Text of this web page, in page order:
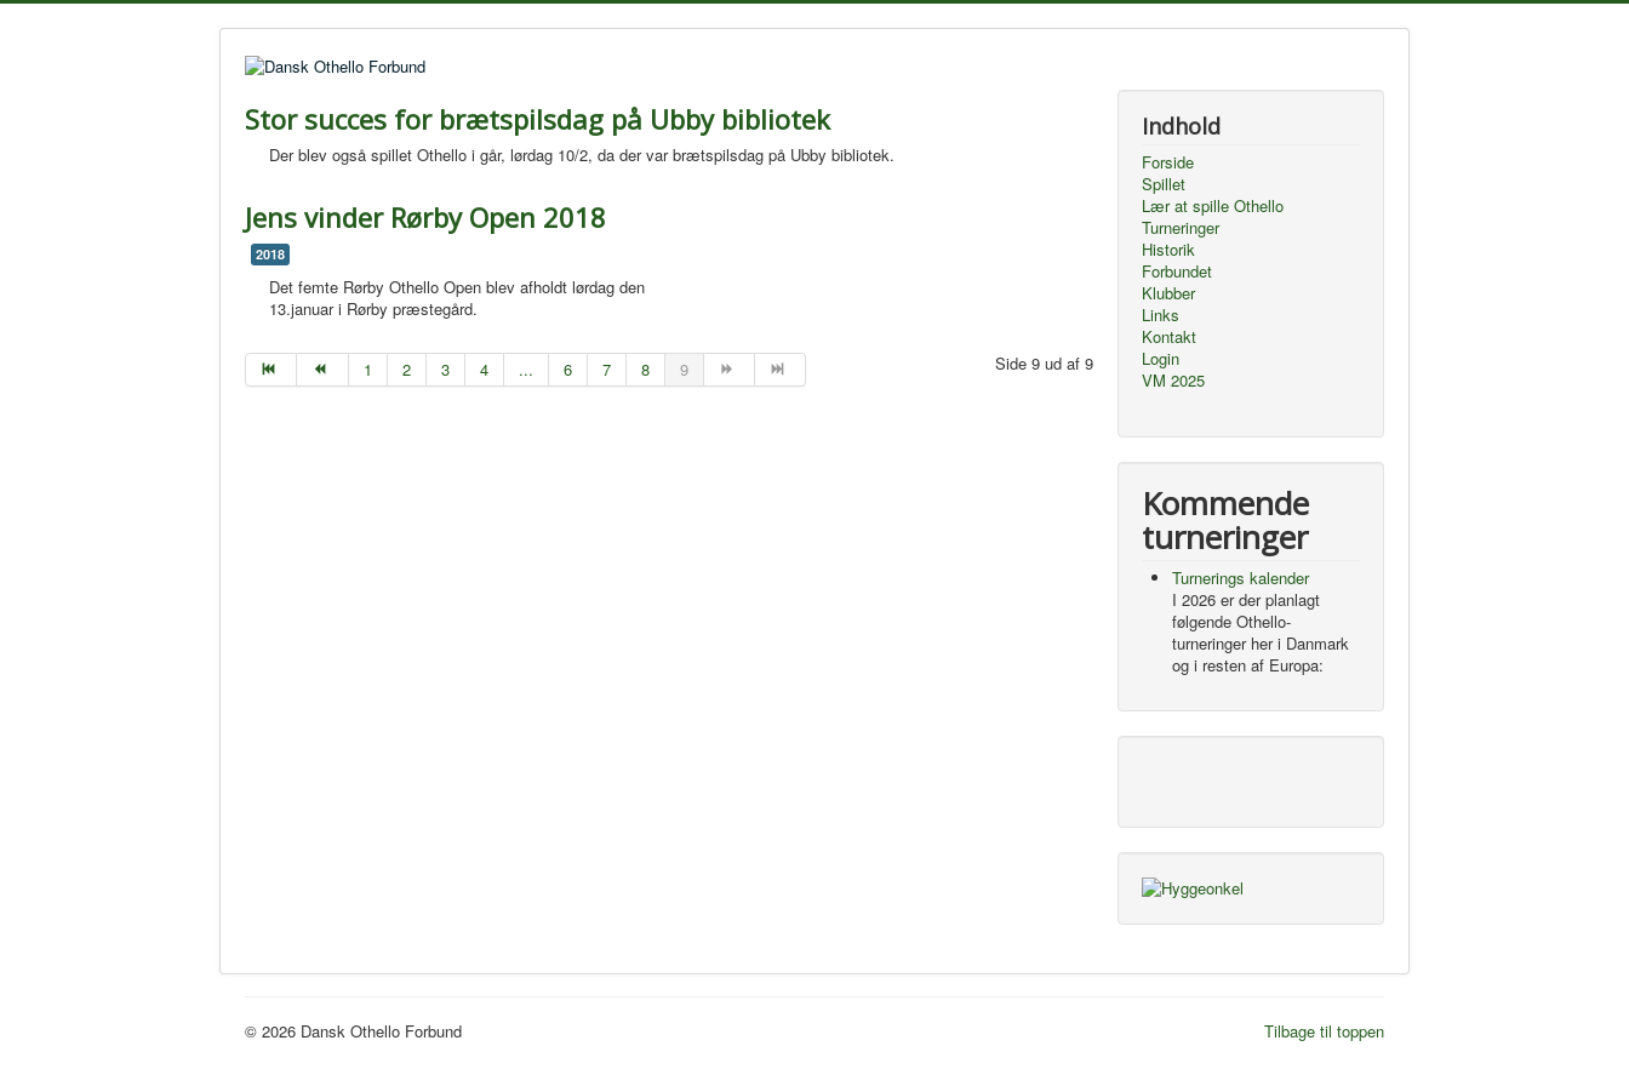
Stor succes for brætspilsdag på Ubby bibliotek
Der blev også spillet Othello i går, lørdag 10/2, da der var brætspilsdag på Ubby bibliotek.
Jens vinder Rørby Open 2018
2018
Det femte Rørby Othello Open blev afholdt lørdag den
13.januar i Rørby præstegård.
Side 9 ud af 9
1 2 3 4 ... 6 7 8 9
Indhold
Forside
Spillet
Lær at spille Othello
Turneringer
Historik
Forbundet
Klubber
Links
Kontakt
Login
VM 2025
Kommende
turneringer
Turnerings kalender
I 2026 er der planlagt
følgende Othello-
turneringer her i Danmark
og i resten af Europa:
Tilbage til toppen
© 2026 Dansk Othello Forbund